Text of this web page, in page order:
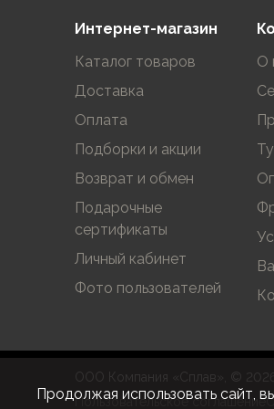
Уход за обувью
Шнурки, стельки
Сушилки для обуви
Клей
Ледоступы
Женская обувь
Ботинки
Кроссовки
Сапоги
Гамаши, бахилы
Аксессуары для обуви
Шнурки, стельки
Ледоступы
Аксессуары
Варежки и перчатки
Интернет-магазин
Каталог товаров
Доставка
Оплата
Подборки и акции
Возврат и обмен
Подарочные
сертификаты
Личный кабинет
Фото пользователей
О
ООО Компания «Сплав», © 2026
Пользовательское соглашение
Продолжая использовать сайт,